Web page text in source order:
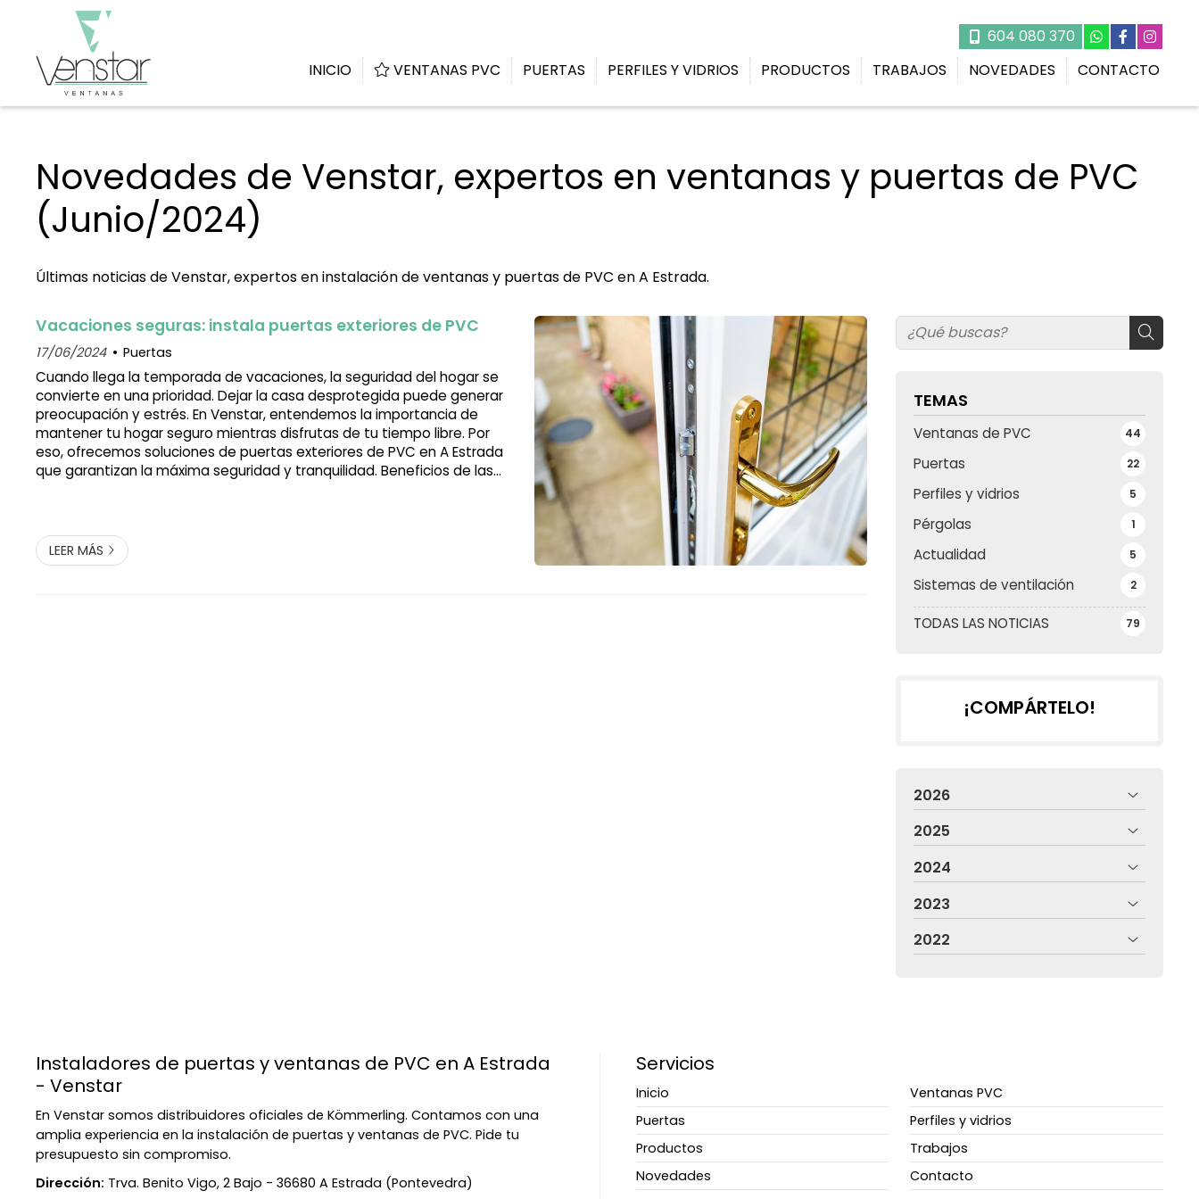
604 080 370
INICIO
VENTANAS PVC PUERTAS PERFILES Y VIDRIOS PRODUCTOS TRABAJOS NOVEDADES CONTACTO
Novedades de Venstar, expertos en ventanas y puertas de PVC
(Junio/2024)
Últimas noticias de Venstar, expertos en instalación de ventanas y puertas de PVC en A Estrada.
TEMAS
TODAS LAS NOTICIAS 79
Ventanas de PVC 44
Puertas 22
Perfiles y vidrios 5
Pérgolas 1
Actualidad 5
Sistemas de ventilación 2
Vacaciones seguras: instala puertas exteriores de PVC
17/06/2024 Puertas
Cuando llega la temporada de vacaciones, la seguridad del hogar se
convierte en una prioridad. Dejar la casa desprotegida puede generar
preocupación y estrés. En Venstar, entendemos la importancia de
mantener tu hogar seguro mientras disfrutas de tu tiempo libre. Por
eso, ofrecemos soluciones de puertas exteriores de PVC en A Estrada
que garantizan la máxima seguridad y tranquilidad. Beneficios de las
LEER MÁS
¡COMPÁRTELO!
2026
2025
2024
2023
2022
Instaladores de puertas y ventanas de PVC en A Estrada
- Venstar
En Venstar somos distribuidores oficiales de Kömmerling. Contamos con una
amplia experiencia en la instalación de puertas y ventanas de PVC. Pide tu
presupuesto sin compromiso.
Dirección: Trva. Benito Vigo, 2 Bajo - 36680 A Estrada (Pontevedra)
Servicios
Inicio
Ventanas PVC
Puertas
Perfiles y vidrios
Productos
Trabajos
Novedades
Contacto